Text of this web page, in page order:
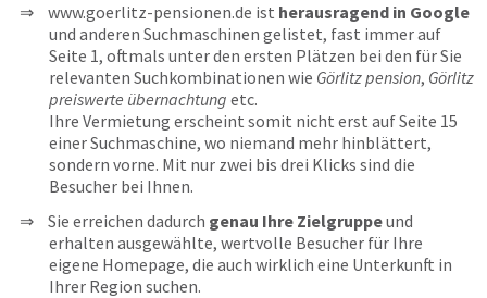
www.goerlitz-pensionen.de ist herausragend in Google
und anderen Suchmaschinen gelistet, fast immer auf
Seite 1, oftmals unter den ersten Plätzen bei den für Sie
relevanten Suchkombinationen wie Görlitz pension, Görlitz
preiswerte übernachtung etc.
Ihre Vermietung erscheint somit nicht erst auf Seite 15
einer Suchmaschine, wo niemand mehr hinblättert,
sondern vorne. Mit nur zwei bis drei Klicks sind die
Besucher bei Ihnen.
Sie erreichen dadurch genau Ihre Zielgruppeund
erhalten ausgewählte, wertvolle Besucher für Ihre
eigene Homepage, die auch wirklich eine Unterkunft in
Ihrer Region suchen.